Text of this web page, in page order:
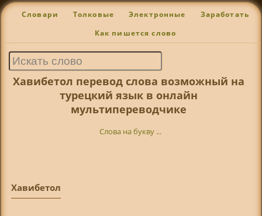
Словари Толковые Электронные Заработать
Как пишется слово
Хавибетол перевод слова возможный на
турецкий язык в онлайн
мультипереводчике
Слова на букву ...
Хавибетол